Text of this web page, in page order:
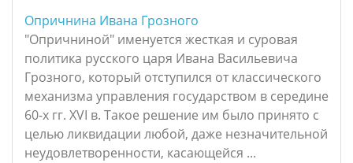
Опричнина Ивана Грозного
"Опричниной" именуется жесткая и суровая
политика русского царя Ивана Васильевича
Грозного, который отступился от классического
механизма управления государством в середине
60-х гг. XVI в. Такое решение им было принято с
целью ликвидации любой, даже незначительной
неудовлетворенности, касающейся ...